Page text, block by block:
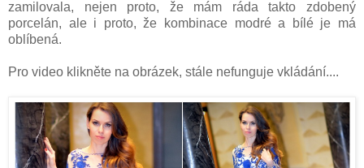
zamilovala, nejen proto, že mám ráda takto zdobený
porcelán, ale i proto, že kombinace modré a bílé je má
oblíbená.
Pro video klikněte na obrázek, stále nefunguje vkládání....